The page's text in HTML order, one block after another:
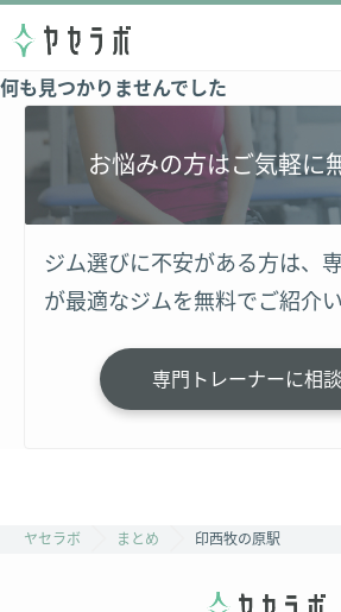
何も見つかりませんでした
お悩みの方はご気軽に
ジム選びに不安がある方は、
が最適なジムを無料でご紹介い
専門トレーナーに相
ヤセラボ まとめ 印西牧の原駅